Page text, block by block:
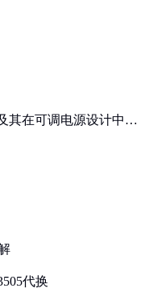
其在可调电源设计中的
代换